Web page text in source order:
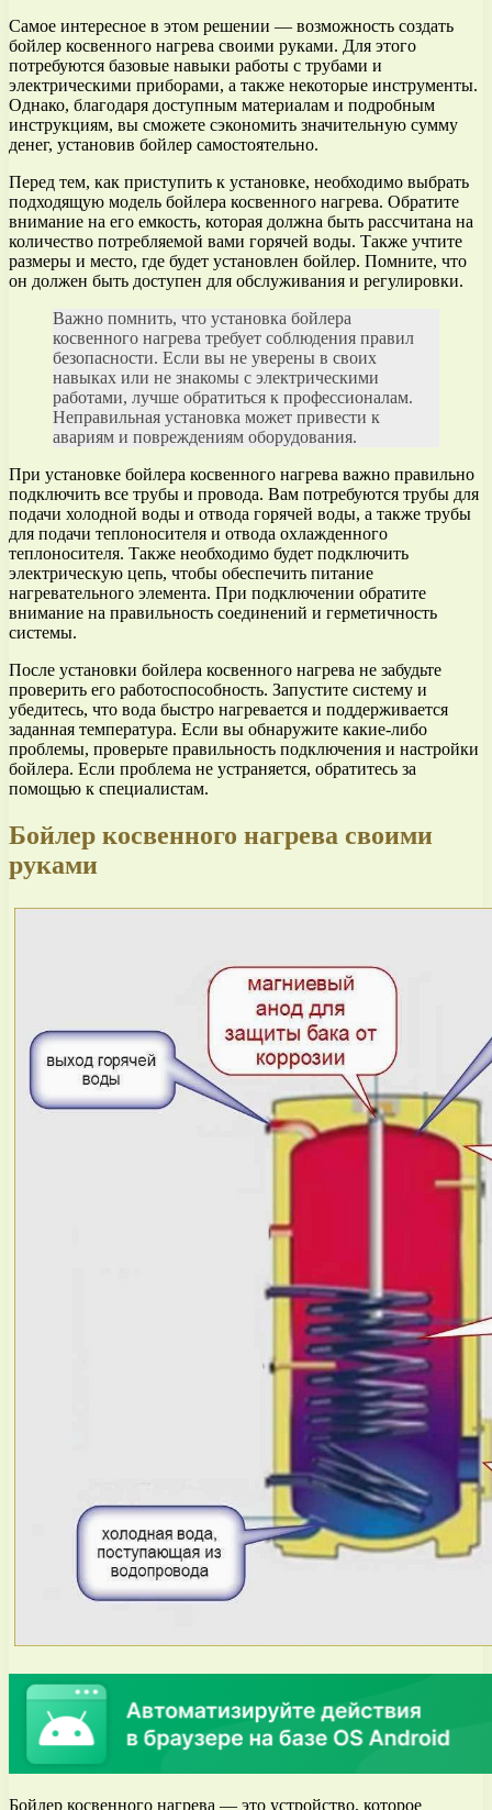
Самое интересное в этом решении — возможность создать
бойлер косвенного нагрева своими руками. Для этого
потребуются базовые навыки работы с трубами и
электрическими приборами, а также некоторые инструменты.
Однако, благодаря доступным материалам и подробным
инструкциям, вы сможете сэкономить значительную сумму
денег, установив бойлер самостоятельно.
Перед тем, как приступить к установке, необходимо выбрать
подходящую модель бойлера косвенного нагрева. Обратите
внимание на его емкость, которая должна быть рассчитана на
количество потребляемой вами горячей воды. Также учтите
размеры и место, где будет установлен бойлер. Помните, что
он должен быть доступен для обслуживания и регулировки.
Важно помнить, что установка бойлера
косвенного нагрева требует соблюдения правил
безопасности. Если вы не уверены в своих
навыках или не знакомы с электрическими
работами, лучше обратиться к профессионалам.
Неправильная установка может привести к
авариям и повреждениям оборудования.
При установке бойлера косвенного нагрева важно правильно
подключить все трубы и провода. Вам потребуются трубы для
подачи холодной воды и отвода горячей воды, а также трубы
для подачи теплоносителя и отвода охлажденного
теплоносителя. Также необходимо будет подключить
электрическую цепь, чтобы обеспечить питание
нагревательного элемента. При подключении обратите
внимание на правильность соединений и герметичность
системы.
После установки бойлера косвенного нагрева не забудьте
проверить его работоспособность. Запустите систему и
убедитесь, что вода быстро нагревается и поддерживается
заданная температура. Если вы обнаружите какие-либо
проблемы, проверьте правильность подключения и настройки
бойлера. Если проблема не устраняется, обратитесь за
помощью к специалистам.
Бойлер косвенного нагрева своими
руками
Бойлер косвенного нагрева — это устройство, которое